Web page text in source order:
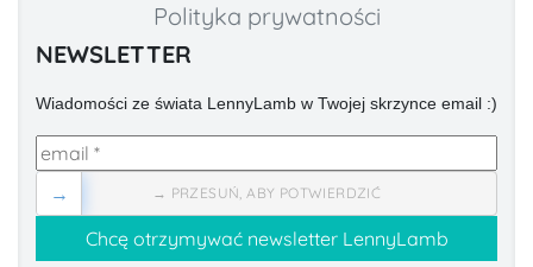
Polityka prywatności
NEWSLETTER
Wiadomości ze świata LennyLamb w Twojej skrzynce email :)
→ PRZESUŃ, ABY POTWIERDZIĆ
→